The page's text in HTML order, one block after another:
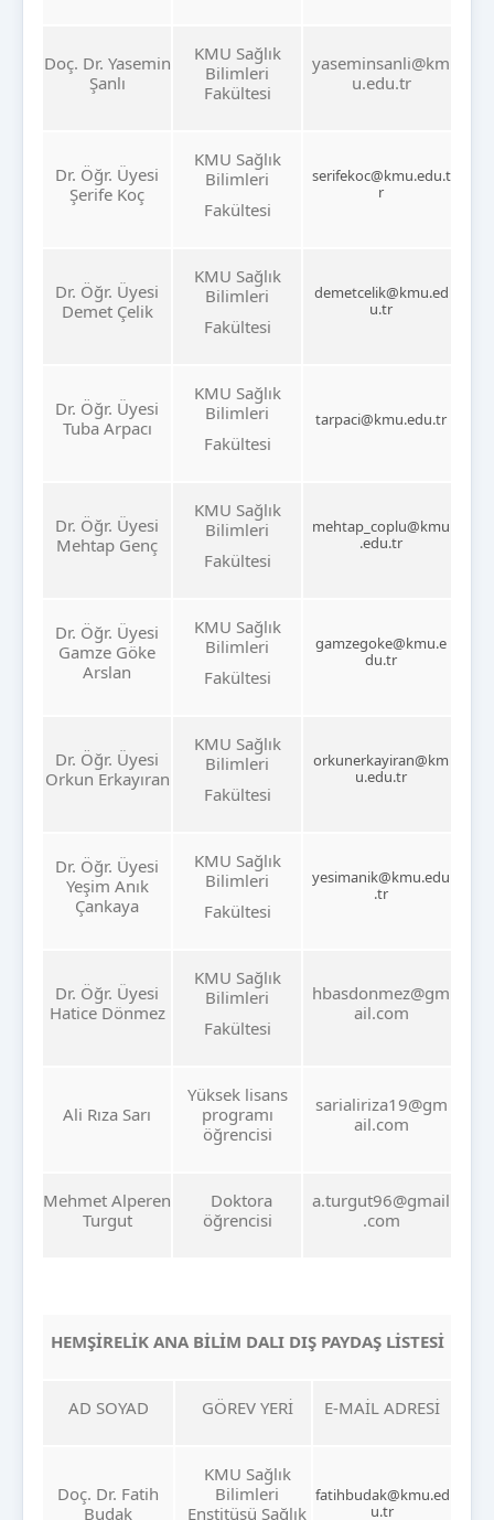
Doç. Dr. Yasemin
Şanlı
KMU Sağlık
Bilimleri
Fakültesi
yaseminsanli@km
u.edu.tr
Dr. Öğr. Üyesi
Şerife Koç
KMU Sağlık
Bilimleri
Fakültesi
serifekoc@kmu.edu.t
r
Dr. Öğr. Üyesi
Demet Çelik
KMU Sağlık
Bilimleri
Fakültesi
demetcelik@kmu.ed
u.tr
Dr. Öğr. Üyesi
Tuba Arpacı
KMU Sağlık
Bilimleri
Fakültesi
tarpaci@kmu.edu.tr
Dr. Öğr. Üyesi
Mehtap Genç
KMU Sağlık
Bilimleri
Fakültesi
mehtap_coplu@kmu
.edu.tr
Dr. Öğr. Üyesi
Gamze Göke
Arslan
KMU Sağlık
Bilimleri
Fakültesi
gamzegoke@kmu.e
du.tr
Dr. Öğr. Üyesi
Orkun Erkayıran
KMU Sağlık
Bilimleri
Fakültesi
orkunerkayiran@km
u.edu.tr
Dr. Öğr. Üyesi
Yeşim Anık
Çankaya
KMU Sağlık
Bilimleri
Fakültesi
yesimanik@kmu.edu
.tr
Dr. Öğr. Üyesi
Hatice Dönmez
KMU Sağlık
Bilimleri
Fakültesi
hbasdonmez@gm
ail.com
Ali Rıza Sarı
Yüksek lisans
programı
öğrencisi
sarialiriza19@gm
ail.com
Mehmet Alperen
Turgut
Doktora
öğrencisi
a.turgut96@gmail
.com
HEMŞİRELİK ANA BİLİM DALI DIŞ PAYDAŞ LİSTESİ
AD SOYAD GÖREV YERİ E-MAİL ADRESİ
Doç. Dr. Fatih
Budak
KMU Sağlık
Bilimleri
Enstitüsü Sağlık
fatihbudak@kmu.ed
u.tr